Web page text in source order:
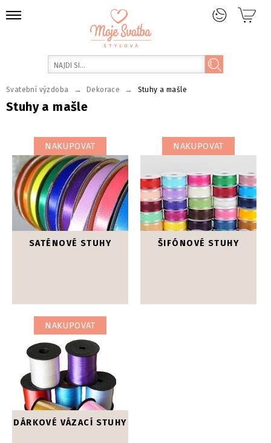
Stuhy a mašle
Svatební výzdoba → Dekorace → Stuhy a mašle
SATÉNOVÉ STUHY
NAKUPOVAT
ŠIFÓNOVÉ STUHY
NAKUPOVAT
DÁRKOVÉ VÁZACÍ STUHY
NAKUPOVAT